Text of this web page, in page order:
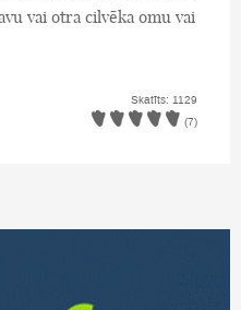
vai otra cilvēka omu vai
Skatīts: 1129
(7)